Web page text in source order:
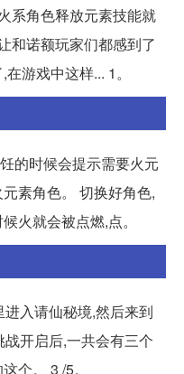
系角色释放元素技能就
和诺额玩家们都感到了
游戏中这样... 1。
的时候会提示需要火元
素角色。 切换好角色,
火就会被点燃,点。
入请仙秘境,然后来到
开启后,一共会有三个
个。 3 /5。